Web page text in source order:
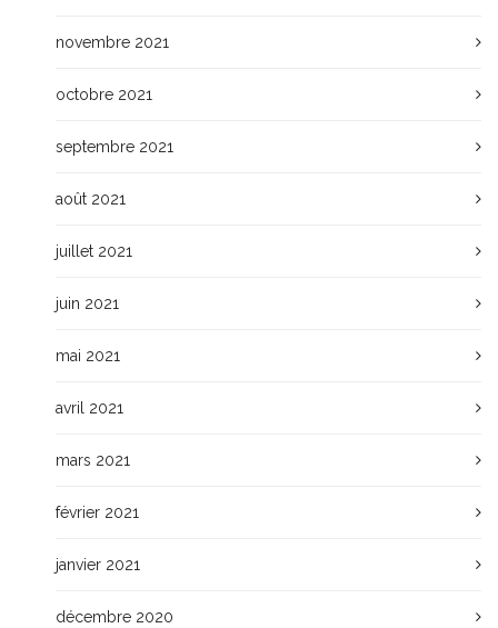
novembre 2021
octobre 2021
septembre 2021
août 2021
juillet 2021
juin 2021
mai 2021
avril 2021
mars 2021
février 2021
janvier 2021
décembre 2020